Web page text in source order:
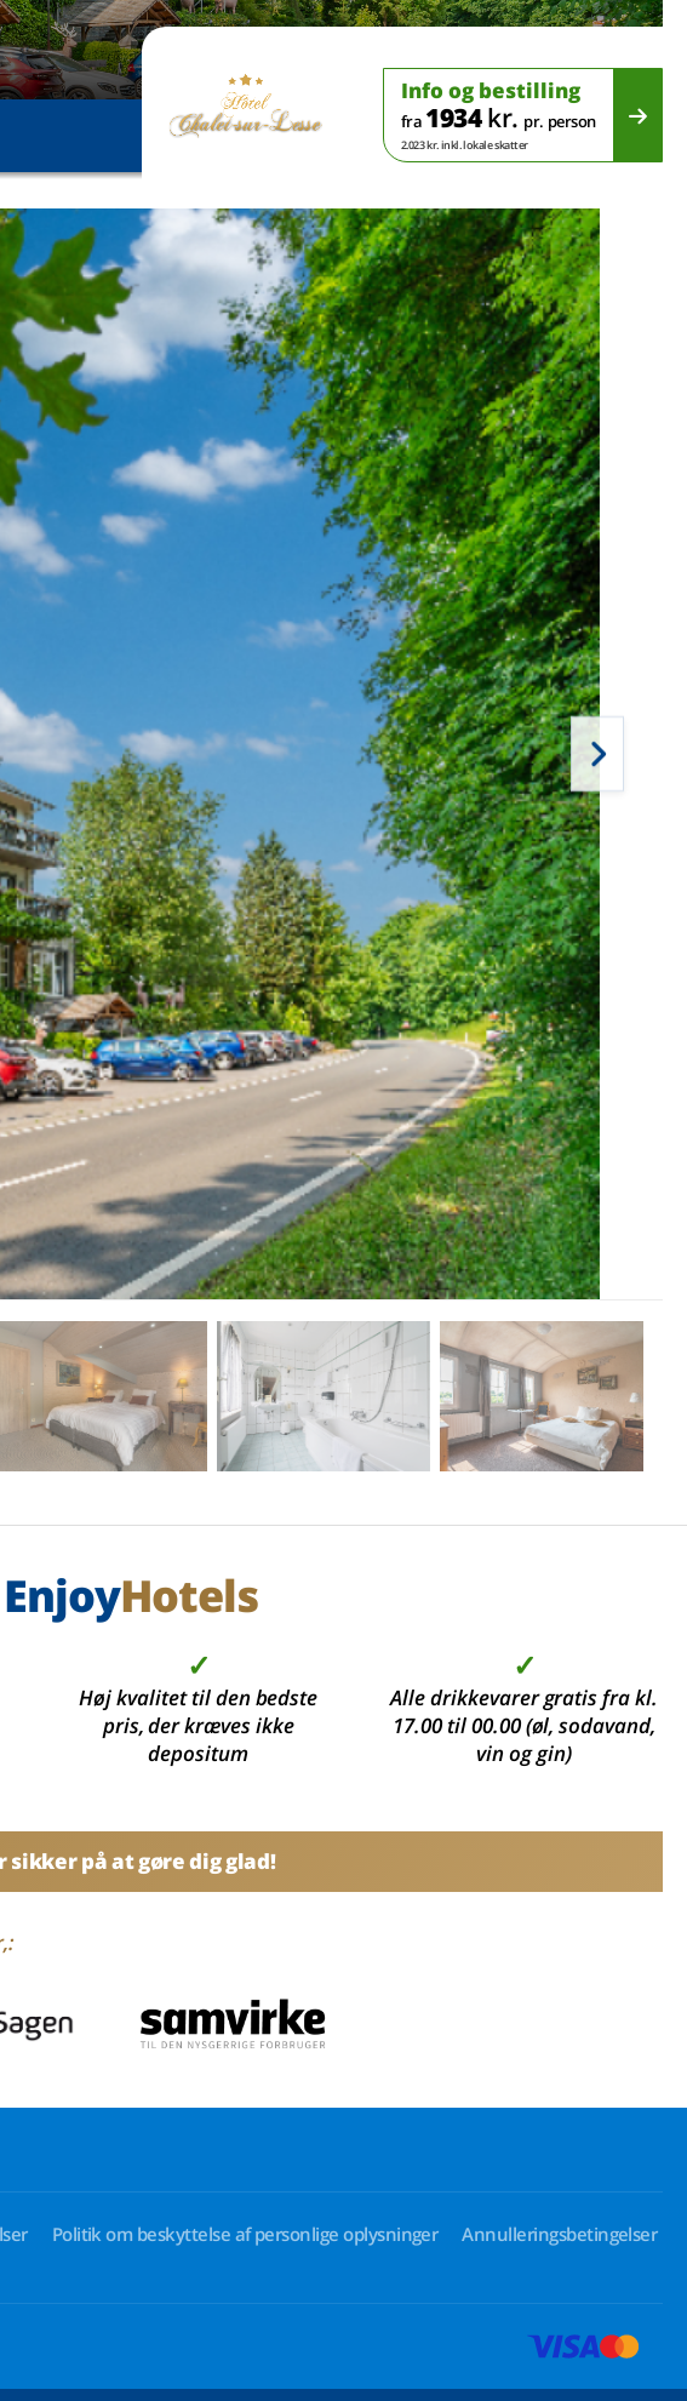
Info og bestilling
fra 1934kr. pr. person
2.023 kr. inkl. lokale skatter
EnjoyHotels
✓
Høj kvalitet til den bedste
pris, der kræves ikke
depositum
✓
Alle drikkevarer gratis fra kl.
17.00 til 00.00 (øl, sodavand,
vin og gin)
på at gøre dig glad!
Politik om beskyttelse af personlige oplysninger
Annulleringsbetingelser